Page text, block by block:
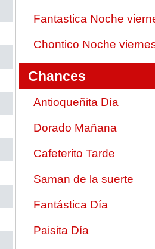
Fantastica Noche
Chontico Noche
Chances
Antioqueñita Día
Dorado Mañana
Cafeterito Tarde
Saman de la suerte
Fantástica Día
Paisita Día